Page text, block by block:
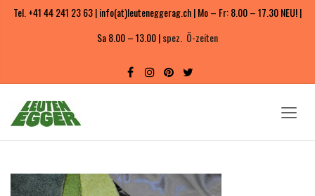
Tel. +41 44 241 23 63 | info(at)leuteneggerag.ch | Mo – Fr: 8.00 – 17.30 NEU! |
Sa 8.00 – 13.00 |spez. Ö-zeiten